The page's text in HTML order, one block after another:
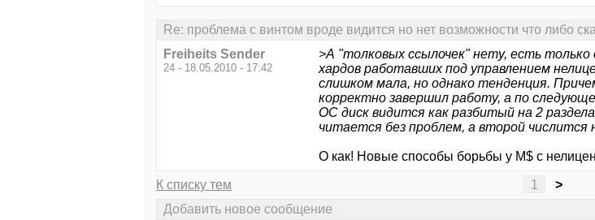
Re: проблема с винтом вроде видится но нет возможности что либо
Freiheits Sender
24 - 18.05.2010 - 17:42
>А "толковых ссылочек" нету, есть
хардов работавших под управлением
слишком мала, но однако тенденция.
корректно завершил работу, а по
ОС диск видится как разбитый на 2
читается без проблем, а второй числится
О как! Новые способы борьбы у M$ с
К списку тем 1 >
Добавить новое сообщение